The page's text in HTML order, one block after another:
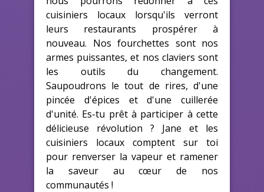
cuisiniers locaux lorsqu'ils verront
leurs restaurants prospérer à
nouveau. Nos fourchettes sont nos
armes puissantes, et nos claviers sont
les outils du changement.
Saupoudrons le tout de rires, d'une
pincée d'épices et d'une cuillerée
d'unité. Es-tu prêt à participer à cette
délicieuse révolution ? Jane et les
cuisiniers locaux comptent sur toi
pour renverser la vapeur et ramener
la saveur au cœur de nos
communautés !